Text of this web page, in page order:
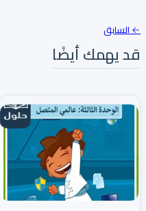
← السابق
قد يهمك أيضًا